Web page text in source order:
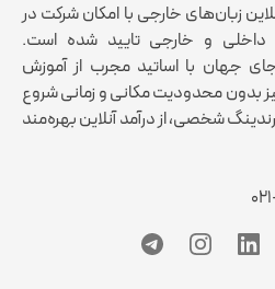
زبان‌های خارجی با امکان شرکت در
داخلی و خارجی تایید شده است.
جهان با اساتید مجرب از آموزش
بدون محدودیت مکانی و زمانی شروع
شخصی، از درآمد آنلاین بهره‌مند